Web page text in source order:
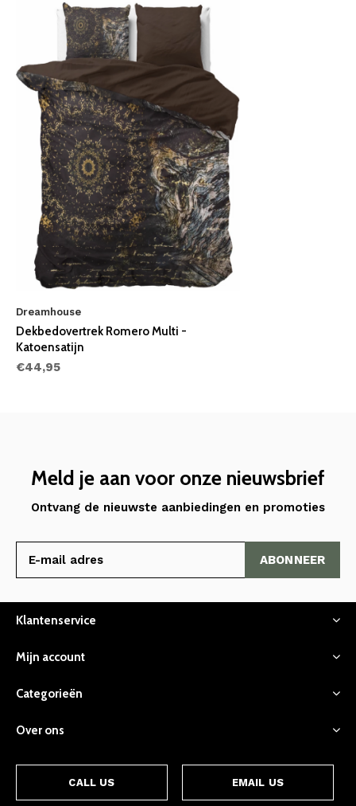
Dreamhouse
Dekbedovertrek Romero Multi -
Katoensatijn
€44,95
Meld je aan voor onze nieuwsbrief
Ontvang de nieuwste aanbiedingen en promoties
ABONNEER
Klantenservice
Mijn account
Categorieën
Over ons
CALL US EMAIL US